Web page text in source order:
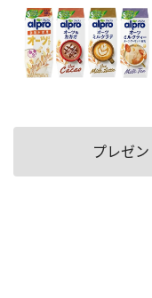
プレゼ